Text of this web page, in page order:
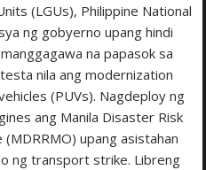
(LGUs), Philippine National
ng gobyerno upang hindi
na papasok sa
nila ang modernization
(PUVs). Nagdeploy ng
ang Manila Disaster Risk
upang asistahan
ng transport strike. Libreng